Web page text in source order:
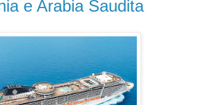
e Arabia Saudita